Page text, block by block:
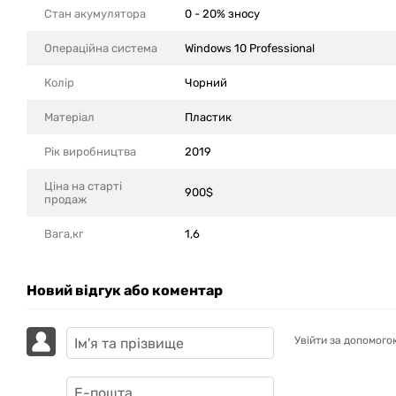
Стан акумулятора 0 - 20% зносу
Операційна система Windows 10 Professional
Колір Чорний
Матеріал Пластик
Рік виробництва 2019
Ціна на старті
продаж
900$
Вага,кг 1,6
Новий відгук або коментар
Увійти за